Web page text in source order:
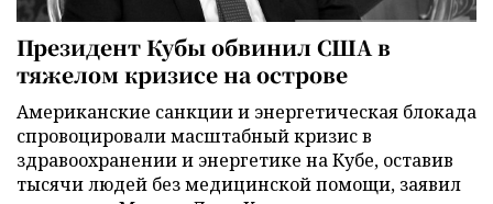
Президент Кубы обвинил США в
тяжелом кризисе на острове
Американские санкции и энергетическая блокада
спровоцировали масштабный кризис в
здравоохранении и энергетике на Кубе, оставив
тысячи людей без медицинской помощи, заявил